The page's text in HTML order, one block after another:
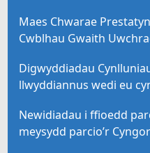
Maes Chwarae
Cwblhau Gwaith
Digwyddiadau
llwyddiannus wedi eu
Newidiadau i ffioedd
meysydd parcio’r Cyngor